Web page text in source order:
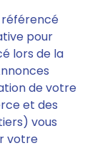
référencé
pour
lors de la
de votre
et des
vous
votre